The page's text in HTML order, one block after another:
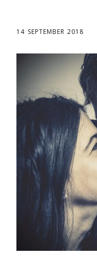
14 SEPTEMBER 2018